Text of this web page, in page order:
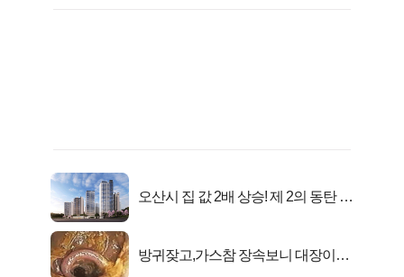
오산시 집 값 2배 상승! 제 2의 동탄 신
방귀잦고,가스참 장속보니 대장이아